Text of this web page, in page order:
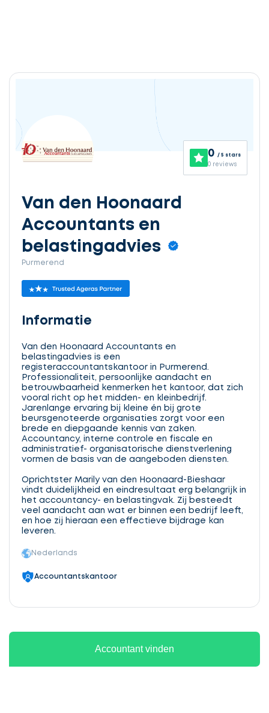
0 / 5 stars
0 reviews
Van den Hoonaard
Accountants en
belastingadvies
Purmerend
Informatie
Van den Hoonaard Accountants en
belastingadvies is een
registeraccountantskantoor in Purmerend.
Professionaliteit, persoonlijke aandacht en
betrouwbaarheid kenmerken het kantoor, dat zich
vooral richt op het midden- en kleinbedrijf.
Jarenlange ervaring bij kleine én bij grote
beursgenoteerde organisaties zorgt voor een
brede en diepgaande kennis van zaken.
Accountancy, interne controle en fiscale en
administratief- organisatorische dienstverlening
vormen de basis van de aangeboden diensten.
Oprichtster Marily van den Hoonaard-Bieshaar
vindt duidelijkheid en eindresultaat erg belangrijk in
het accountancy- en belastingvak. Zij besteedt
veel aandacht aan wat er binnen een bedrijf leeft,
en hoe zij hieraan een effectieve bijdrage kan
leveren.
Nederlands
Accountantskantoor
Accountant vinden